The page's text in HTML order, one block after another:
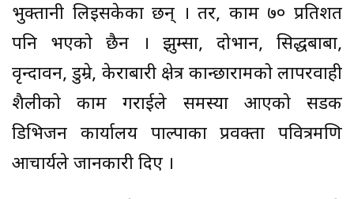
भुक्तानी लिइसकेका छन् । तर, काम ७० प्रतिशत
पनि भएको छैन । झुम्सा, दोभान, सिद्धबाबा,
वृन्दावन, डुम्रे, केराबारी क्षेत्र कान्छारामको लापरवाही
शैलीको काम गराईले समस्या आएको सडक
डिभिजन कार्यालय पाल्पाका प्रवक्ता पवित्रमणि
आचार्यले जानकारी दिए ।